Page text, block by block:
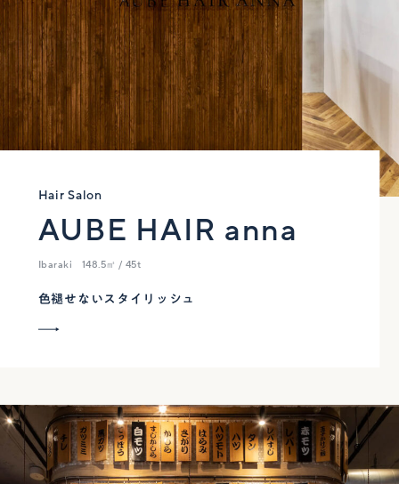
Hair Salon
AUBE HAIR anna
Ibaraki 148.5㎡ / 45t
色褪せないスタイリッシュ